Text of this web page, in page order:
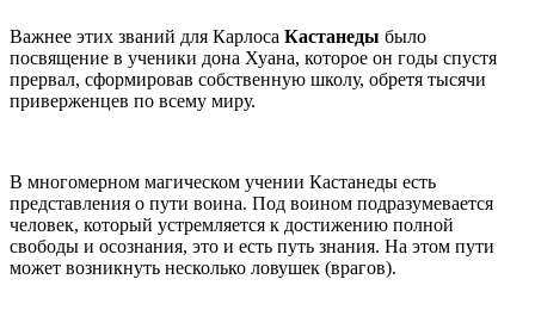
Важнее этих званий для Карлоса Кастанеды было
посвящение в ученики дона Хуана, которое он годы спустя
прервал, сформировав собственную школу, обретя тысячи
приверженцев по всему миру.
В многомерном магическом учении Кастанеды есть
представления о пути воина. Под воином подразумевается
человек, который устремляется к достижению полной
свободы и осознания, это и есть путь знания. На этом пути
может возникнуть несколько ловушек (врагов).